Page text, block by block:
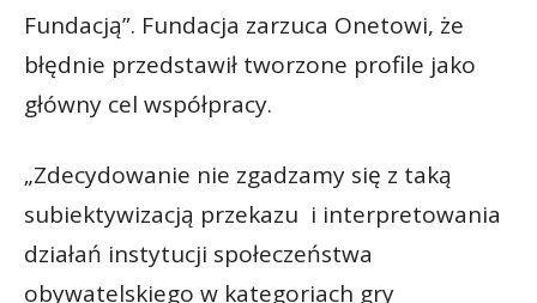
Fundacją”. Fundacja zarzuca Onetowi, że
błędnie przedstawił tworzone profile jako
główny cel współpracy.
„Zdecydowanie nie zgadzamy się z taką
subiektywizacją przekazu i interpretowania
działań instytucji społeczeństwa
obywatelskiego w kategoriach gry